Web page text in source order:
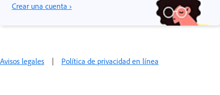
Crear una cuenta ›
Avisos legales | Política de privacidad en línea